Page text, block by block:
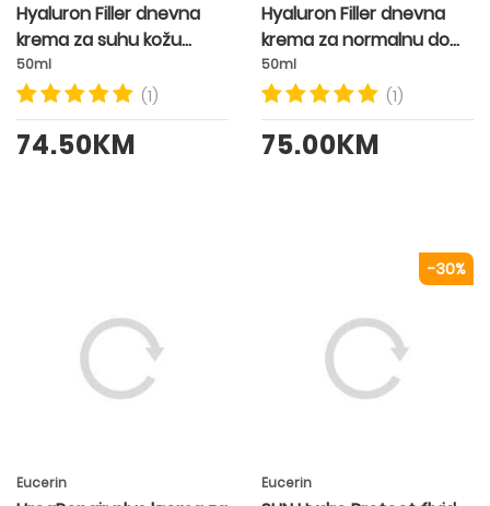
Hyaluron Filler dnevna
krema za suhu kožu
SPF15
50ml
(1)
74.50KM
Hyaluron Filler dnevna
krema za normalnu do
mješovitu kožu lica SPF15
50ml
(1)
75.00KM
Eucerin
-30%
Eucerin